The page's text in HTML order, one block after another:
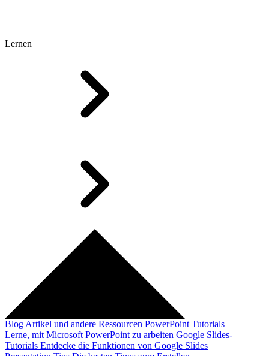
Lernen
Blog Artikel und andere Ressourcen PowerPoint Tutorials
Lerne, mit Microsoft PowerPoint zu arbeiten Google Slides-
Tutorials Entdecke die Funktionen von Google Slides